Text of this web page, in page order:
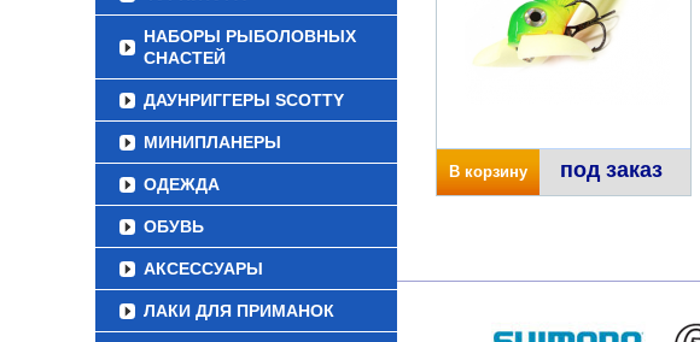
НАБОРЫ РЫБОЛОВНЫХ
СНАСТЕЙ
ДАУНРИГГЕРЫ SCOTTY
МИНИПЛАНЕРЫ
ОДЕЖДА
ОБУВЬ
АКСЕССУАРЫ
ЛАКИ ДЛЯ ПРИМАНОК
В корзину под заказ